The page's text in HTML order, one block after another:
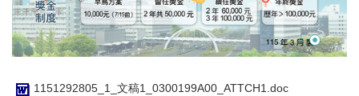
1151292805_1_文稿1_0300199A00_ATTCH1.doc